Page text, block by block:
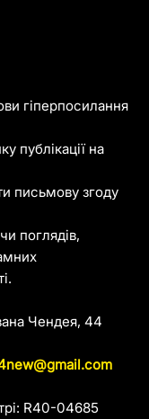
гіперпосилання
публікації на
письмову згоду
поглядів,
Чендея, 44
R40-04685